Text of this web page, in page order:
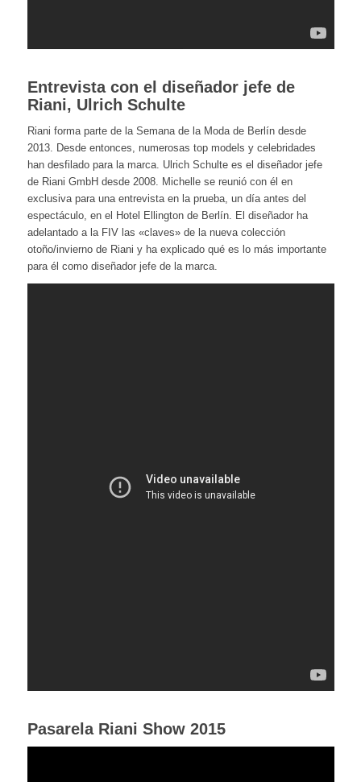
Entrevista con el diseñador jefe de
Riani, Ulrich Schulte
Riani forma parte de la Semana de la Moda de Berlín desde
2013. Desde entonces, numerosas top models y celebridades
han desfilado para la marca. Ulrich Schulte es el diseñador jefe
de Riani GmbH desde 2008. Michelle se reunió con él en
exclusiva para una entrevista en la prueba, un día antes del
espectáculo, en el Hotel Ellington de Berlín. El diseñador ha
adelantado a la FIV las «claves» de la nueva colección
otoño/invierno de Riani y ha explicado qué es lo más importante
para él como diseñador jefe de la marca.
Pasarela Riani Show 2015